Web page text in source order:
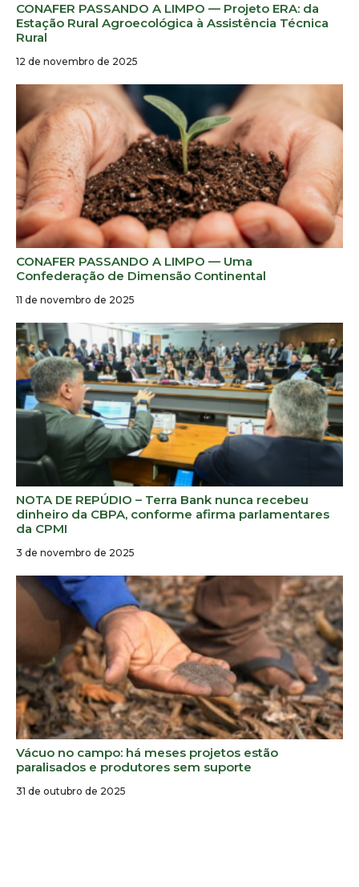
CONAFER PASSANDO A LIMPO — Projeto ERA: da
Estação Rural Agroecológica à Assistência Técnica
Rural
12 de novembro de 2025
CONAFER PASSANDO A LIMPO — Uma
Confederação de Dimensão Continental
11 de novembro de 2025
NOTA DE REPÚDIO – Terra Bank nunca recebeu
dinheiro da CBPA, conforme afirma parlamentares
da CPMI
3 de novembro de 2025
Vácuo no campo: há meses projetos estão
paralisados e produtores sem suporte
31 de outubro de 2025